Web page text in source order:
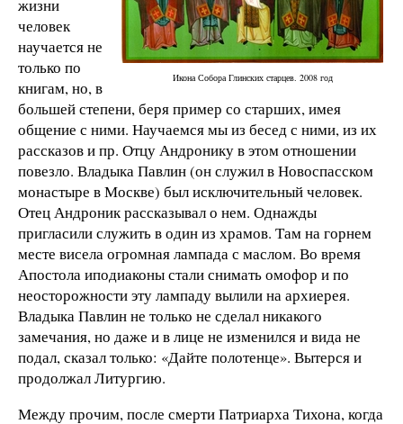
Икона Собора Глинских старцев. 2008 год
жизни
человек
научается не
только по
книгам, но, в
большей степени, беря пример со старших, имея
общение с ними. Научаемся мы из бесед с ними, из их
рассказов и пр. Отцу Андронику в этом отношении
повезло. Владыка Павлин (он служил в Новоспасском
монастыре в Москве) был исключительный человек.
Отец Андроник рассказывал о нем. Однажды
пригласили служить в один из храмов. Там на горнем
месте висела огромная лампада с маслом. Во время
Апостола иподиаконы стали снимать омофор и по
неосторожности эту лампаду вылили на архиерея.
Владыка Павлин не только не сделал никакого
замечания, но даже и в лице не изменился и вида не
подал, сказал только: «Дайте полотенце». Вытерся и
продолжал Литургию.
Между прочим, после смерти Патриарха Тихона, когда